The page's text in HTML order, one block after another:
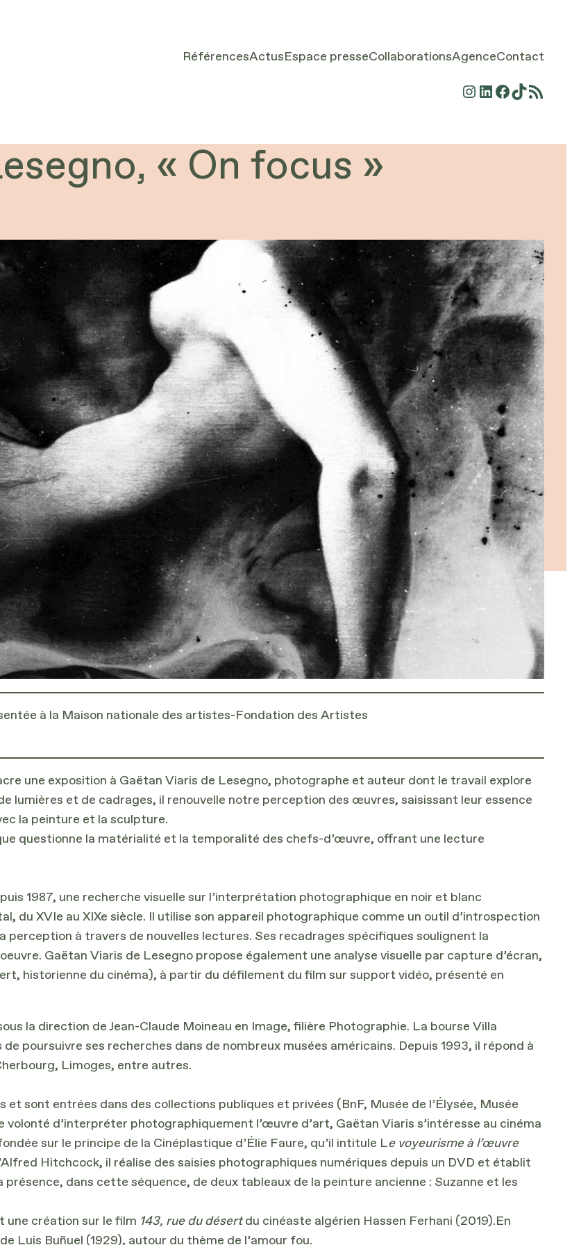
RéférencesActus Espace presseCollaborationsAgenceContact
Instagram
LinkedIn
Facebook
TikTok
Flux RSS
« On focus »
à la Maison nationale des artistes-Fondation des Artistes
une exposition à Gaëtan Viaris de Lesegno, photographe et auteur dont le travail explore
lumières et de cadrages, il renouvelle notre perception des œuvres, saisissant leur essence
la peinture et la sculpture.
questionne la matérialité et la temporalité des chefs-d’œuvre, offrant une lecture
1987, une recherche visuelle sur l’interprétation photographique en noir et blanc
du XVIe au XIXe siècle. Il utilise son appareil photographique comme un outil d’introspection
perception à travers de nouvelles lectures. Ses recadrages spécifiques soulignent la
Gaëtan Viaris de Lesegno propose également une analyse visuelle par capture d’écran,
historienne du cinéma), à partir du défilement du film sur support vidéo, présenté en
la direction de Jean-Claude Moineau en Image, filière Photographie. La bourse Villa
poursuivre ses recherches dans de nombreux musées américains. Depuis 1993, il répond à
Limoges, entre autres.
sont entrées dans des collections publiques et privées (BnF, Musée de l’Élysée, Musée
d’interpréter photographiquement l’œuvre d’art, Gaëtan Viaris s’intéresse au cinéma
sur le principe de la Cinéplastique d’Élie Faure, qu’il intitule Le voyeurisme à l’œuvre
Hitchcock, il réalise des saisies photographiques numériques depuis un DVD et établit
dans cette séquence, de deux tableaux de la peinture ancienne : Suzanne et les
une création sur le film 143, rue du désertdu cinéaste algérien Hassen Ferhani (2019).En
Luis Buñuel (1929), autour du thème de l’amour fou.